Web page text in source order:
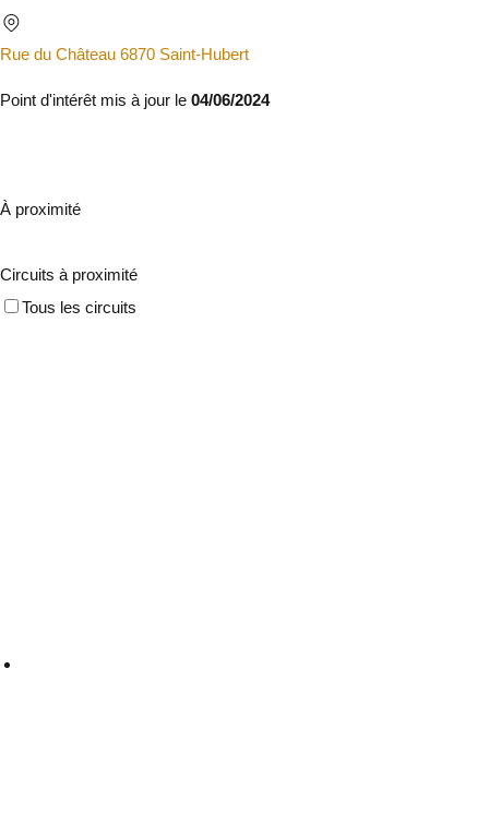
Rue du Château 6870 Saint-Hubert
Point d'intérêt mis à jour le 04/06/2024
À proximité
Circuits à proximité
Tous les circuits